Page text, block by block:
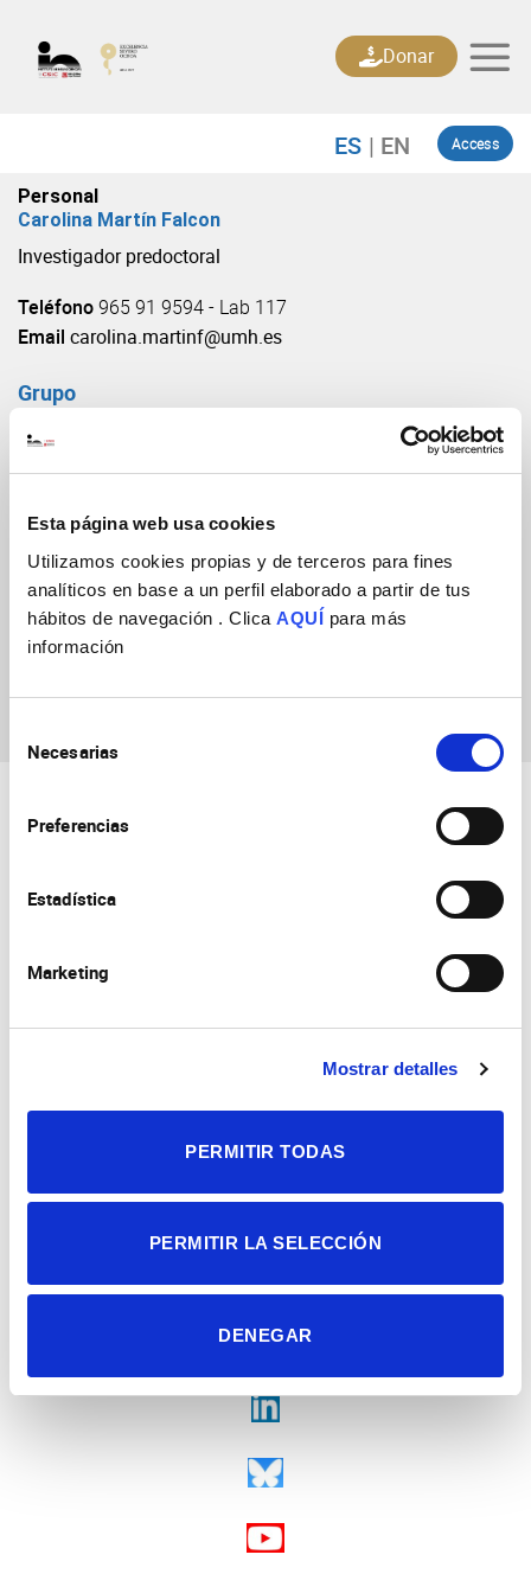
Esta página web usa cookies
Utilizamos cookies propias y de terceros para fines
analíticos en base a un perfil elaborado a partir de tus
hábitos de navegación . Clica AQUÍ para más
información
Necesarias
Preferencias
Estadística
Marketing
Mostrar detalles
PERMITIR TODAS
PERMITIR LA SELECCIÓN
DENEGAR
content
Access
Donar
Personal
Carolina Martín Falcon
Investigador predoctoral
Teléfono965 91 9594 - Lab 117
Email carolina.martinf@umh.es
Grupo
Control molecular de la mielinización axonal
(URL: https://in.umh-csic.es/grupo3879)
Tel. + 34 965 23 37 00
Fax + 34 965 91 95 61